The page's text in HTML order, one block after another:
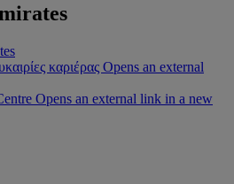
καριέρας Opens an external
Opens an external link in a new